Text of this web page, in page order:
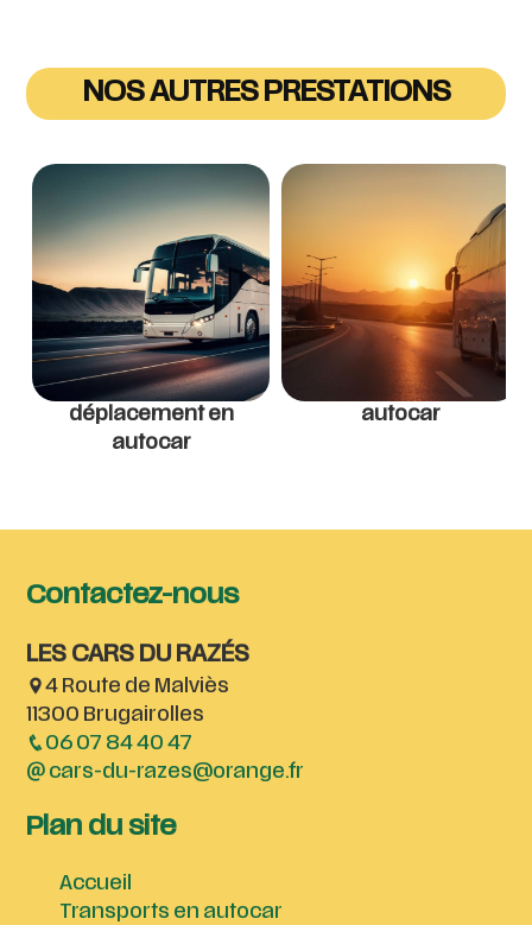
NOS AUTRES PRESTATIONS
déplacement en
autocar
autocar
Contactez-nous
LES CARS DU RAZÉS
4 Route de Malviès
11300 Brugairolles
06 07 84 40 47
cars-du-razes@orange.fr
Plan du site
Accueil
Transports en autocar